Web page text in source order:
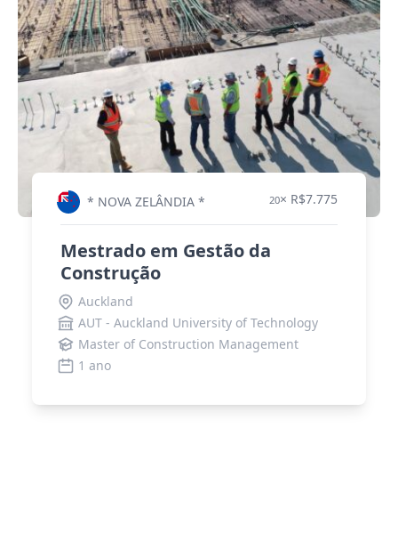
* NOVA ZELÂNDIA * 20× R$7.775
Mestrado em Gestão da
Construção
Auckland
AUT - Auckland University of Technology
Master of Construction Management
1 ano